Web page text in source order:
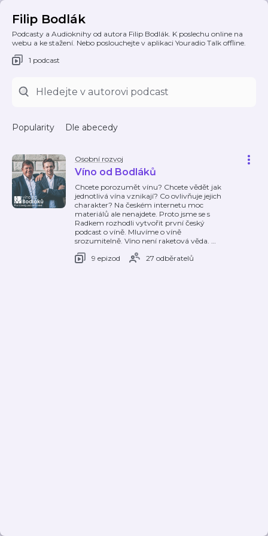
Filip Bodlák
Podcasty a Audioknihy od autora Filip Bodlák. K poslechu online na
webu a ke stažení. Nebo poslouchejte v aplikaci Youradio Talk offline.
1 podcast
Popularity Dle abecedy
Osobní rozvoj
Víno od Bodláků
Chcete porozumět vínu? Chcete vědět jak
jednotlivá vína vznikají? Co ovlivňuje jejich
charakter? Na českém internetu moc
materiálů ale nenajdete. Proto jsme se s
Radkem rozhodli vytvořit první český
podcast o víně. Mluvíme o víně
srozumitelně. Víno není raketová věda. …
9 epizod
27 odběratelů